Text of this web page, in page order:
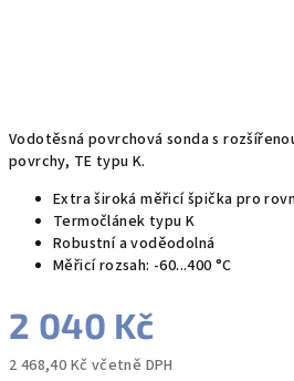
Vodotěsná povrchová sonda s
povrchy, TE typu K.
Extra široká měřicí špička pro
Termočlánek typu K
Robustní a voděodolná
Měřicí rozsah: -60...400 °C
2 040 Kč
2 468,40 Kč včetně DPH